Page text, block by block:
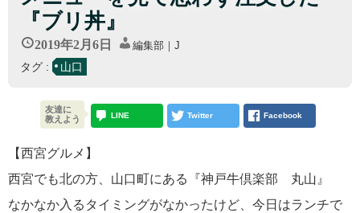
『ブリ丼』
2019年2月6日 編集部｜J
タグ : 山口
【西宮グルメ】
西宮でも北の方、山口町にある『神戸牛倶楽部 丸山』
なかなか入るタイミングがなかったけど、今日はランチで
友達に
教えよう
LINE Twitter Facebook